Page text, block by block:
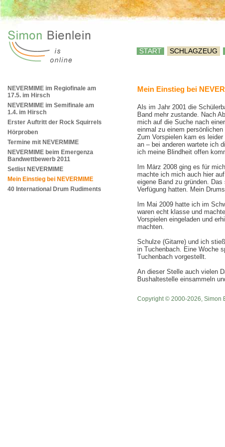
START SCHLAGZEUG
NEVERMIME im Regiofinale am
17.5. im Hirsch
NEVERMIME im Semifinale am
1.4. im Hirsch
Erster Auftritt der Rock Squirrels
Hörproben
Termine mit NEVERMIME
NEVERMIME beim Emergenza
Bandwettbewerb 2011
Setlist NEVERMIME
Mein Einstieg bei NEVERMIME
40 International Drum Rudiments
Mein Einstieg bei
Als im Jahr 2001 die
Band mehr zustande. Nach
mich auf die Suche nach
einmal zu einem
Zum Vorspielen kam es
an – bei anderen wartete ich
ich meine Blindheit offen
Im März 2008 ging es für
machte ich mich auch hier
eigene Band zu gründen.
Verfügung hatten. Mein
Im Mai 2009 hatte ich im
waren echt klasse und
Vorspielen eingeladen und
machten.
Schulze (Gitarre) und ich
in Tuchenbach. Eine Woche
Tuchenbach vorgestellt.
An dieser Stelle auch vielen
Bushaltestelle einsammeln
Copyright © 2000-2026, Simon